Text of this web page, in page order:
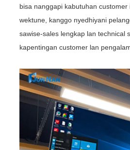
bisa nanggapi kabutuhan customer
wektune, kanggo nyedhiyani
sawise-sales lengkap lan technical
kapentingan customer lan